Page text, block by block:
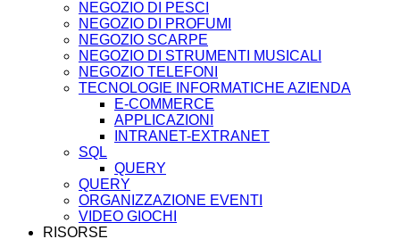
NEGOZIO DI PESCI
NEGOZIO DI PROFUMI
NEGOZIO SCARPE
NEGOZIO DI STRUMENTI MUSICALI
NEGOZIO TELEFONI
TECNOLOGIE INFORMATICHE AZIENDA
E-COMMERCE
APPLICAZIONI
INTRANET-EXTRANET
SQL
QUERY
QUERY
ORGANIZZAZIONE EVENTI
VIDEO GIOCHI
RISORSE